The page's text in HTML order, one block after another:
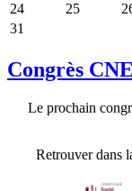
24
25
31
Congrès
Le prochain
Retrouver dans